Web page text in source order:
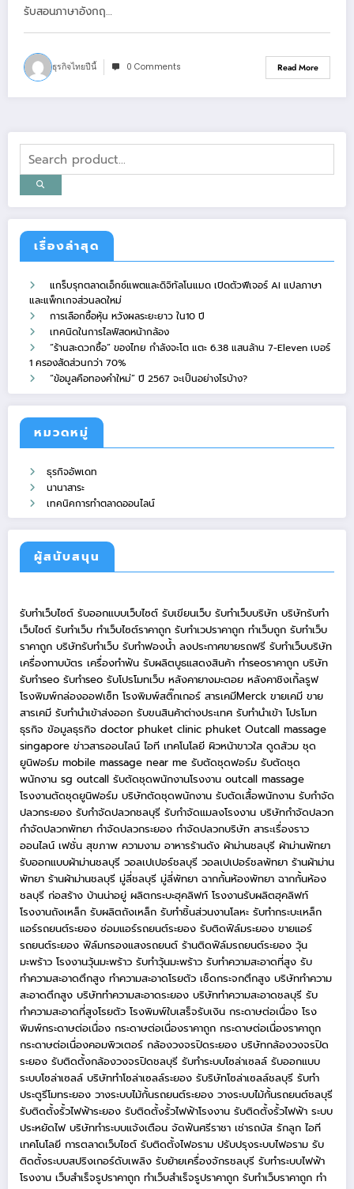
รับสอนภาษาอังกฤ…
ธุรกิจไทยปีนี้ 0 Comments Read More
เรื่องล่าสุด
แกร็บรุกตลาดเอ็กซ์แพตและดิจิทัลโนแมด เปิดตัวฟีเจอร์ AI แปลภาษา
และแพ็กเกจส่วนลดใหม่
การเลือกซื้อหุ้น หวังผลระยะยาว ใน10 ปี
เทคนิดในการไลฟ์สดหน้ากล้อง
“ร้านสะดวกซื้อ” ของไทย กำลังจะโต แตะ 6.38 แสนล้าน 7-Eleven เบอร์
1 ครองสัดส่วนกว่า 70%
“ข้อมูลคือทองคำใหม่” ปี 2567 จะเป็นอย่างไรบ้าง?
หมวดหมู่
ธุรกิจอัพเดท
นานาสาระ
เทคนิคการทำตลาดออนไลน์
ผู้สนับสนุน
รับทำเว็บไซต์ รับออกแบบเว็บไซต์ รับเขียนเว็บ รับทำเว็บบริษัท บริษัทรับทำ
เว็บไซต์ รับทำเว็บ ทำเว็บไซต์ราคาถูก รับทำเวปราคาถูก ทำเว็บถูก รับทำเว็บ
ราคาถูก บริษัทรับทำเว็บ รับทำฟองน้ำ ลงประกาศขายรถฟรี รับทำเว็บบริษัท
เครื่องทาบบัตร เครื่องทำฟัน รับผลิตบูธแสดงสินค้า ทำseoราคาถูก บริษัท
รับทำseo รับทำseo รับโปรโมทเว็บ หลังคายางมะตอย หลังคาชิงเกิ้ลรูฟ
โรงพิมพ์กล่องออฟเซ็ท โรงพิมพ์สติ๊กเกอร์ สารเคมีMerck ขายเคมี ขาย
สารเคมี รับทำนำเข้าส่งออก รับขนสินค้าต่างประเทศ รับทำนำเข้า โปรโมท
ธุรกิจ ข้อมูลธุรกิจ doctor phuket clinic phuket Outcall massage
singapore ข่าวสารออนไลน์ ไอที เทคโนโลยี ผิวหน้าขาวใส ดูดส้วม ชุด
ยูนิฟอร์ม mobile massage near me รับตัดชุดฟอร์ม รับตัดชุด
พนักงาน sg outcall รับตัดชุดพนักงานโรงงาน outcall massage
โรงงานตัดชุดยูนิฟอร์ม บริษัทตัดชุดพนักงาน รับตัดเสื้อพนักงาน รับกำจัด
ปลวกระยอง รับกำจัดปลวกชลบุรี รับกำจัดแมลงโรงงาน บริษัทกำจัดปลวก
กำจัดปลวกพัทยา กำจัดปลวกระยอง กำจัดปลวกบริษัท สาระเรื่องราว
ออนไลน์ เฟชั่น สุขภาพ ความงาม อาหารร้านดัง ผ้าม่านชลบุรี ผ้าม่านพัทยา
รับออกแบบผ้าม่านชลบุรี วอลเปเปอร์ชลบุรี วอลเปเปอร์ชลพัทยา ร้านผ้าม่าน
พัทยา ร้านผ้าม่านชลบุรี มู่ลี่ชลบุรี มู่ลี่พัทยา ฉากกั้นห้องพัทยา ฉากกั้นห้อง
ชลบุรี ก่อสร้าง บ้านน่าอยู่ ผลิตกระบะฮุคลิฟท์ โรงงานรับผลิตฮุคลิฟท์
โรงงานถังเหล็ก รับผลิตถังเหล็ก รับทำชิ้นส่วนงานโลหะ รับทำกระบะเหล็ก
แอร์รถยนต์ระยอง ซ่อมแอร์รถยนต์ระยอง รับติดฟิล์มระยอง ขายแอร์
รถยนต์ระยอง ฟิล์มกรองแสงรถยนต์ ร้านติดฟิล์มรถยนต์ระยอง วุ้น
มะพร้าว โรงงานวุ้นมะพร้าว รับทำวุ้นมะพร้าว รับทำความสะอาดที่สูง รับ
ทำความสะอาดตึกสูง ทำความสะอาดโรยตัว เช็ดกระจกตึกสูง บริษัททำความ
สะอาดตึกสูง บริษัททำความสะอาดระยอง บริษัททำความสะอาดชลบุรี รับ
ทำความสะอาดที่สูงโรยตัว โรงพิมพ์ใบเสร็จรับเงิน กระดาษต่อเนื่อง โรง
พิมพ์กระดาษต่อเนื่อง กระดาษต่อเนื่องราคาถูก กระดาษต่อเนื่องราคาถูก
กระดาษต่อเนื่องคอมพิวเตอร์ กล้องวงจรปิดระยอง บริษัทกล้องวงจรปิด
ระยอง รับติดตั้งกล้องวงจรปิดชลบุรี รับทำระบบโซล่าเซลล์ รับออกแบบ
ระบบโซล่าเซลล์ บริษัททำโซล่าเซลล์ระยอง รับริษัทโซล่าเซลล์ชลบุรี รับทำ
ประตูรีโมทระยอง วางระบบไม้กั้นรถยนต์ระยอง วางระบบไม้กั้นรถยนต์ชลบุรี
รับติดตั้งรั้วไฟฟ้าระยอง รับติดตั้งรั้วไฟฟ้าโรงงาน รับติดตั้งรั้วไฟฟ้า ระบบ
ประหยัดไฟ บริษัททำระบบแจ้งเตือน จัดฟันศรีราชา เช่ารถบัส รักลูก ไอที
เทคโนโลยี การตลาดเว็บไซต์ รับติดตั้งไฟอราม ปรับปรุงระบบไฟอราม รับ
ติดตั้งระบบสปริงเกอร์ดับเพลิง รับย้ายเครื่องจักรชลบุรี รับทำระบบไฟฟ้า
โรงงาน เว็บสำเร็จรูปราคาถูก ทำเว็บสำเร็จรูปราคาถูก รับทำเว็บราคาถูก ทำ